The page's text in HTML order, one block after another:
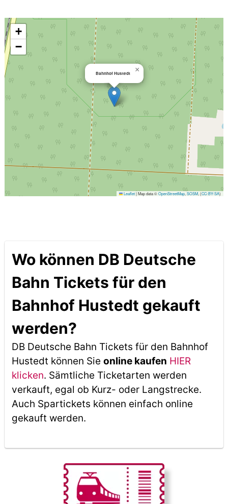
Bahnhof Hustedt ×
+
−
Leaflet|Map data ©OpenStreetMap ,SOSM , (CC-BY-SA)
Wo können DB Deutsche
Bahn Tickets für den
Bahnhof Hustedt gekauft
werden?
DB Deutsche Bahn Tickets für den Bahnhof
Hustedt können Sie online kaufen HIER
klicken. Sämtliche Ticketarten werden
verkauft, egal ob Kurz- oder Langstrecke.
Auch Spartickets können einfach online
gekauft werden.